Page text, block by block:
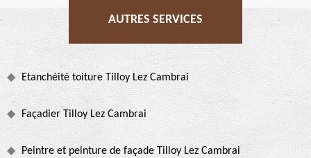
AUTRES SERVICES
Etanchéité toiture Tilloy Lez Cambrai
Façadier Tilloy Lez Cambrai
Peintre et peinture de façade Tilloy Lez Cambrai